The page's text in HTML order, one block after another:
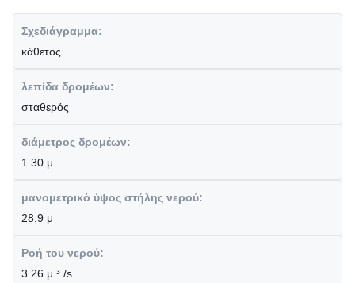
Σχεδιάγραμμα:
κάθετος
λεπίδα δρομέων:
σταθερός
διάμετρος δρομέων:
1.30 μ
μανομετρικό ύψος στήλης νερού:
28.9 μ
Ροή του νερού:
3.26 μ ³ /s